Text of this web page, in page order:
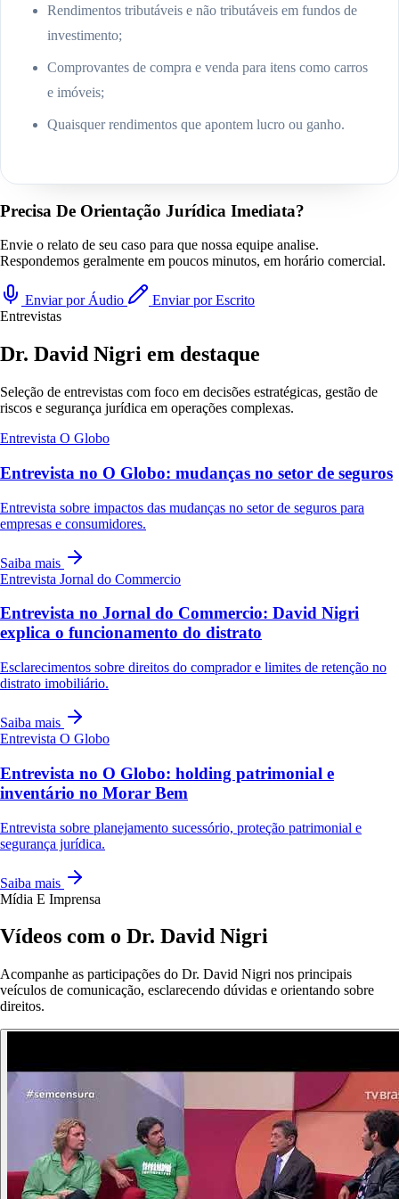
Rendimentos tributáveis e não tributáveis em fundos de
investimento;
Comprovantes de compra e venda para itens como carros
e imóveis;
Quaisquer rendimentos que apontem lucro ou ganho.
Precisa De Orientação Jurídica Imediata?
Envie o relato de seu caso para que nossa equipe analise.
Respondemos geralmente em poucos minutos, em horário comercial.
Enviar por Áudio
Enviar por Escrito
Entrevistas
Dr. David Nigri em destaque
Seleção de entrevistas com foco em decisões estratégicas, gestão de
riscos e segurança jurídica em operações complexas.
Entrevista O Globo
Entrevista no O Globo: mudanças no setor de seguros
Entrevista sobre impactos das mudanças no setor de seguros para
empresas e consumidores.
Saiba mais
Entrevista Jornal do Commercio
Entrevista no Jornal do Commercio: David Nigri
explica o funcionamento do distrato
Esclarecimentos sobre direitos do comprador e limites de retenção no
distrato imobiliário.
Saiba mais
Entrevista O Globo
Entrevista no O Globo: holding patrimonial e
inventário no Morar Bem
Entrevista sobre planejamento sucessório, proteção patrimonial e
segurança jurídica.
Saiba mais
Mídia E Imprensa
Vídeos com o Dr. David Nigri
Acompanhe as participações do Dr. David Nigri nos principais
veículos de comunicação, esclarecendo dúvidas e orientando sobre
direitos.